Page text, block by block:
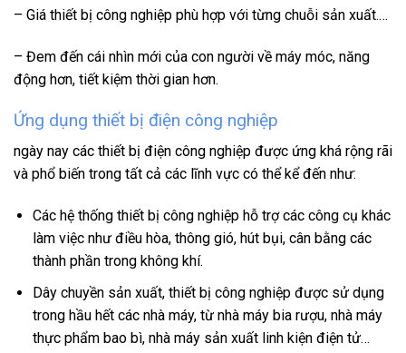
– Giá thiết bị công nghiệp phù hợp với từng chuỗi sản xuất.…
– Đem đến cái nhìn mới của con người về máy móc, năng
động hơn, tiết kiệm thời gian hơn.
Ứng dụng thiết bị điện công nghiệp
ngày nay các thiết bị điện công nghiệp được ứng khá rộng rãi
và phổ biến trong tất cả các lĩnh vực có thể kể đến như:
Các hệ thống thiết bị công nghiệp hỗ trợ các công cụ khác
làm việc như điều hòa, thông gió, hút bụi, cân bằng các
thành phần trong không khí.
Dây chuyền sản xuất, thiết bị công nghiệp được sử dụng
trong hầu hết các nhà máy, từ nhà máy bia rượu, nhà máy
thực phẩm bao bì, nhà máy sản xuất linh kiện điện tử…